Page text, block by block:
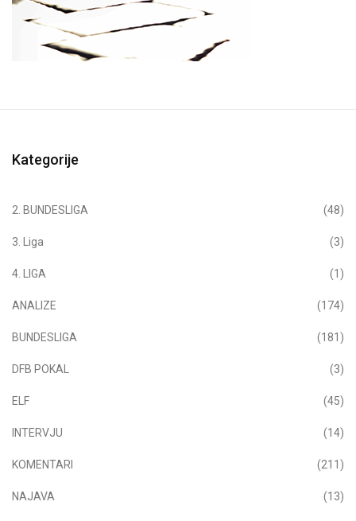
Kategorije
2. BUNDESLIGA (48)
3. Liga (3)
4. LIGA (1)
ANALIZE (174)
BUNDESLIGA (181)
DFB POKAL (3)
ELF (45)
INTERVJU (14)
KOMENTARI (211)
NAJAVA (13)